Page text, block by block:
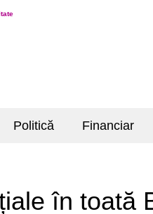
Politică Financiar
în toată